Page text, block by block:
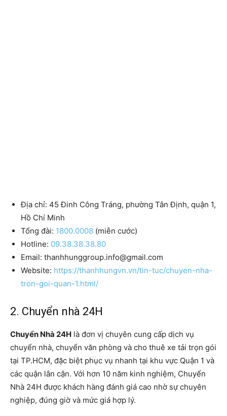
Địa chỉ: 45 Đinh Công Tráng, phường Tân Định, quận 1,
Hồ Chí Minh
Tổng đài: 1800.0008 (miễn cước)
Hotline: 09.38.38.38.80
Email: thanhhunggroup.info@gmail.com
Website: https://thanhhungvn.vn/tin-tuc/chuyen-nha-
tron-goi-quan-1.html/
2. Chuyển nhà 24H
Chuyển Nhà 24H là đơn vị chuyên cung cấp dịch vụ
chuyển nhà, chuyển văn phòng và cho thuê xe tải trọn gói
tại TP.HCM, đặc biệt phục vụ nhanh tại khu vực Quận 1 và
các quận lân cận. Với hơn 10 năm kinh nghiệm, Chuyển
Nhà 24H được khách hàng đánh giá cao nhờ sự chuyên
nghiệp, đúng giờ và mức giá hợp lý.